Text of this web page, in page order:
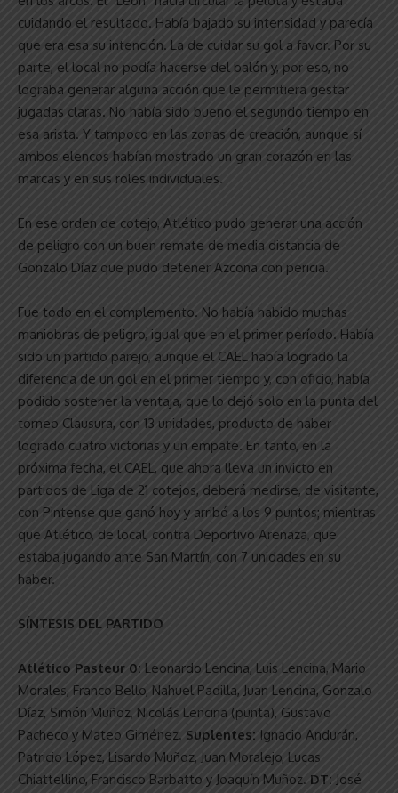
cuidando el resultado. Había bajado su intensidad y parecía
que era esa su intención. La de cuidar su gol a favor. Por su
parte, el local no podía hacerse del balón y, por eso, no
lograba generar alguna acción que le permitiera gestar
jugadas claras. No había sido bueno el segundo tiempo en
esa arista. Y tampoco en las zonas de creación, aunque sí
ambos elencos habían mostrado un gran corazón en las
marcas y en sus roles individuales.
En ese orden de cotejo, Atlético pudo generar una acción
de peligro con un buen remate de media distancia de
Gonzalo Díaz que pudo detener Azcona con pericia.
Fue todo en el complemento. No había habido muchas
maniobras de peligro, igual que en el primer período. Había
sido un partido parejo, aunque el CAEL había logrado la
diferencia de un gol en el primer tiempo y, con oficio, había
podido sostener la ventaja, que lo dejó solo en la punta del
torneo Clausura, con 13 unidades, producto de haber
logrado cuatro victorias y un empate. En tanto, en la
próxima fecha, el CAEL, que ahora lleva un invicto en
partidos de Liga de 21 cotejos, deberá medirse, de visitante,
con Pintense que ganó hoy y arribó a los 9 puntos; mientras
que Atlético, de local, contra Deportivo Arenaza, que
estaba jugando ante San Martín, con 7 unidades en su
haber.
SÍNTESIS DEL PARTIDO
Atlético Pasteur 0: Leonardo Lencina, Luis Lencina, Mario
Morales, Franco Bello, Nahuel Padilla, Juan Lencina, Gonzalo
Díaz, Simón Muñoz, Nicolás Lencina (punta), Gustavo
Pacheco y Mateo Giménez. Suplentes: Ignacio Andurán,
Patricio López, Lisardo Muñoz, Juan Moralejo, Lucas
Chiattellino, Francisco Barbatto y Joaquín Muñoz. DT: José